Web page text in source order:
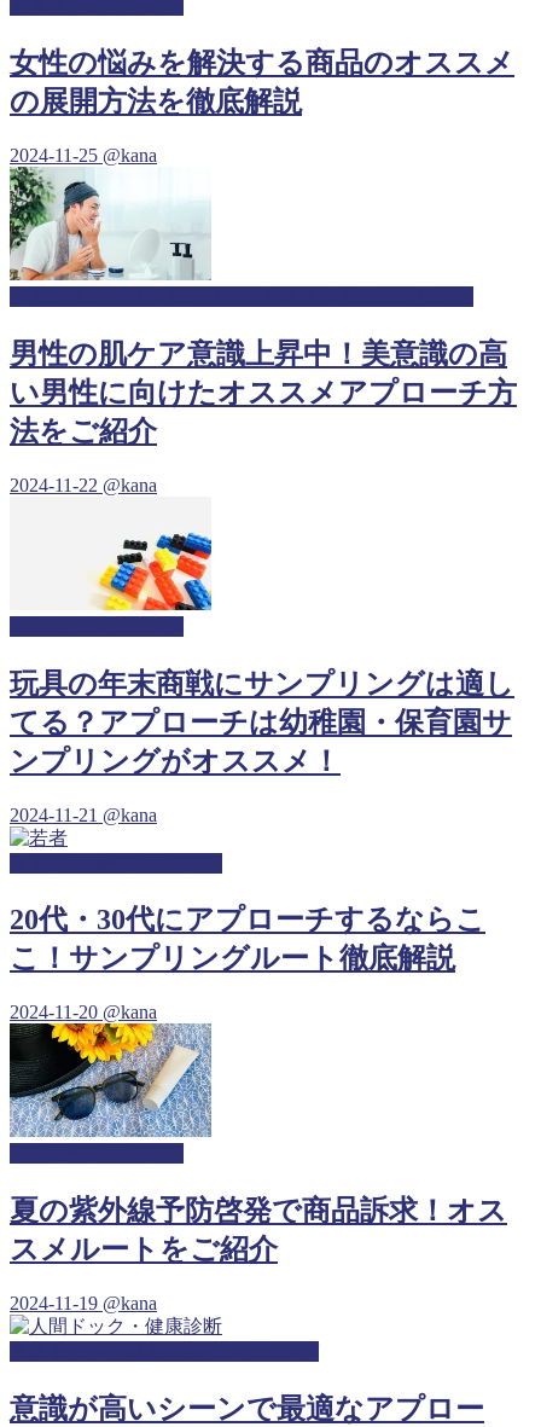
女性の悩みを解決する商品のオススメ
の展開方法を徹底解説
2024-11-25 @kana
男性の肌ケア意識上昇中！美意識の高
い男性に向けたオススメアプローチ方
法をご紹介
2024-11-22 @kana
玩具の年末商戦にサンプリングは適し
てる？アプローチは幼稚園・保育園サ
ンプリングがオススメ！
2024-11-21 @kana
20代・30代にアプローチするならこ
こ！サンプリングルート徹底解説
2024-11-20 @kana
夏の紫外線予防啓発で商品訴求！オス
スメルートをご紹介
2024-11-19 @kana
意識が高いシーンで最適なアプロー